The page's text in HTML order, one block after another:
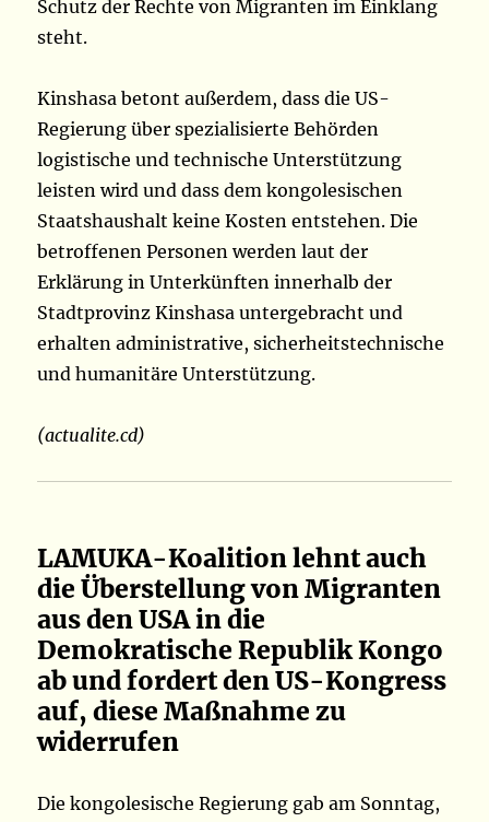
Schutz der Rechte von Migranten im Einklang
steht.
Kinshasa betont außerdem, dass die US-
Regierung über spezialisierte Behörden
logistische und technische Unterstützung
leisten wird und dass dem kongolesischen
Staatshaushalt keine Kosten entstehen. Die
betroffenen Personen werden laut der
Erklärung in Unterkünften innerhalb der
Stadtprovinz Kinshasa untergebracht und
erhalten administrative, sicherheitstechnische
und humanitäre Unterstützung.
(actualite.cd)
LAMUKA-Koalition lehnt auch
die Überstellung von Migranten
aus den USA in die
Demokratische Republik Kongo
ab und fordert den US-Kongress
auf, diese Maßnahme zu
widerrufen
Die kongolesische Regierung gab am Sonntag,